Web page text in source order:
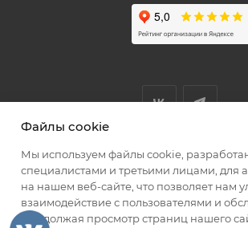
Мы принимаем к
Файлы cookie
Мы используем файлы cookie,
специалистами и третьими лицами, для
на нашем веб-сайте, что позволяет нам
взаимодействие с пользователями и
Продолжая просмотр страниц нашего